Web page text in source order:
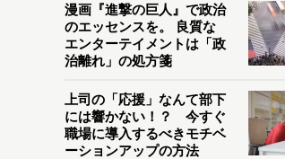
漫画『進撃の巨人』で政治
のエッセンスを。 良質な
エンターテイメントは「政
治離れ」の処方箋
上司の「応援」なんて部下
には響かない！？ 今すぐ
職場に導入するべきモチベ
ーションアップの方法